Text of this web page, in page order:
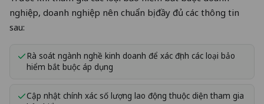
nghiệp, doanh nghiệp nên chuẩn bị đầy đủ các thông tin
sau:
Rà soát ngành nghề kinh doanh để xác định các loại bảo
hiểm bắt buộc áp dụng
Cập nhật chính xác số lượng lao động thuộc diện tham gia